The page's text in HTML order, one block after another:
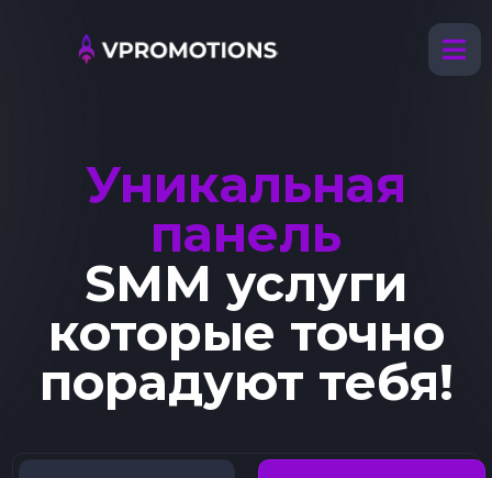
Уникальная
панель
SMM услуги
которые точно
порадуют тебя!